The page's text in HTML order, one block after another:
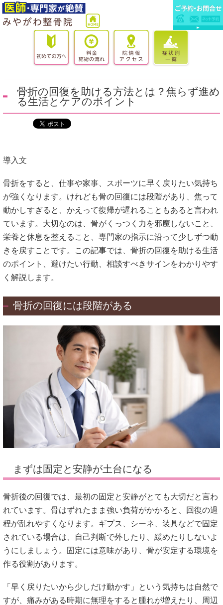
骨折の回復を助ける方法とは？焦らず進め
る生活とケアのポイント
導入文
骨折をすると、仕事や家事、スポーツに早く戻りたい気持ち
が強くなります。けれども骨の回復には段階があり、焦って
動かしすぎると、かえって復帰が遅れることもあると言われ
ています。大切なのは、骨がくっつく力を邪魔しないこと、
栄養と休息を整えること、専門家の指示に沿って少しずつ動
きを戻すことです。この記事では、骨折の回復を助ける生活
のポイント、避けたい行動、相談すべきサインをわかりやす
く解説します。
骨折の回復には段階がある
まずは固定と安静が土台になる
骨折後の回復では、最初の固定と安静がとても大切だと言わ
れています。骨はずれたまま強い負荷がかかると、回復の過
程が乱れやすくなります。ギプス、シーネ、装具などで固定
されている場合は、自己判断で外したり、緩めたりしないよ
うにしましょう。固定には意味があり、骨が安定する環境を
作る役割があります。
「早く戻りたいから少しだけ動かす」という気持ちは自然で
すが、痛みがある時期に無理をすると腫れが増えたり、周辺